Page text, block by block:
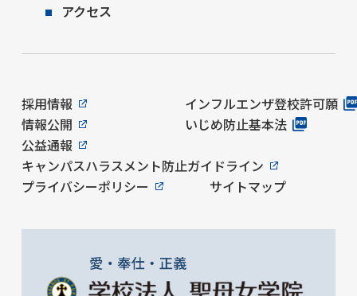
アクセス
採用情報
インフルエンザ登校許可願
情報公開
いじめ防止基本法
公益通報
キャンパスハラスメント防止ガイドライン
プライバシーポリシー
サイトマップ